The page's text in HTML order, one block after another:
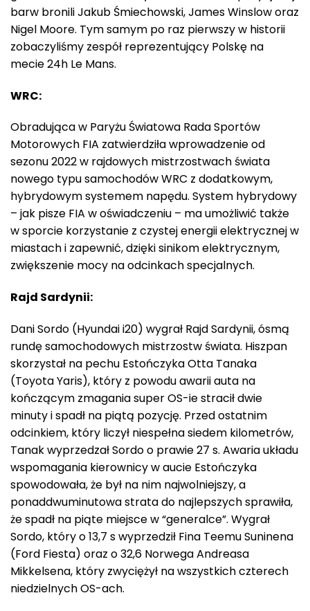
barw bronili Jakub Śmiechowski, James Winslow oraz
Nigel Moore. Tym samym po raz pierwszy w historii
zobaczyliśmy zespół reprezentujący Polskę na
mecie 24h Le Mans.
WRC:
Obradująca w Paryżu Światowa Rada Sportów
Motorowych FIA zatwierdziła wprowadzenie od
sezonu 2022 w rajdowych mistrzostwach świata
nowego typu samochodów WRC z dodatkowym,
hybrydowym systemem napędu. System hybrydowy
– jak pisze FIA w oświadczeniu – ma umożliwić także
w sporcie korzystanie z czystej energii elektrycznej w
miastach i zapewnić, dzięki sinikom elektrycznym,
zwiększenie mocy na odcinkach specjalnych.
Rajd Sardynii:
Dani Sordo (Hyundai i20) wygrał Rajd Sardynii, ósmą
rundę samochodowych mistrzostw świata. Hiszpan
skorzystał na pechu Estończyka Otta Tanaka
(Toyota Yaris), który z powodu awarii auta na
kończącym zmagania super OS-ie stracił dwie
minuty i spadł na piątą pozycję. Przed ostatnim
odcinkiem, który liczył niespełna siedem kilometrów,
Tanak wyprzedzał Sordo o prawie 27 s. Awaria układu
wspomagania kierownicy w aucie Estończyka
spowodowała, że był na nim najwolniejszy, a
ponaddwuminutowa strata do najlepszych sprawiła,
że spadł na piąte miejsce w “generalce”. Wygrał
Sordo, który o 13,7 s wyprzedził Fina Teemu Suninena
(Ford Fiesta) oraz o 32,6 Norwega Andreasa
Mikkelsena, który zwyciężył na wszystkich czterech
niedzielnych OS-ach.